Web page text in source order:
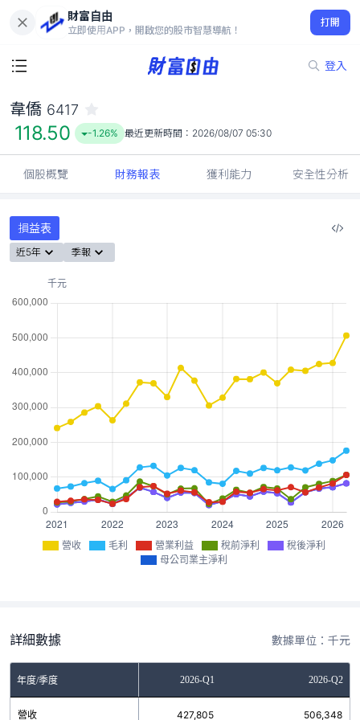
財富自由
立即使用APP，開啟您的股市智慧導航！
打開
登入
118.50
-1.26%
韋僑 6417
118.50 -1.26% 最近更新時間： 2026/08/07 05:30
個股概覽 財務報表 獲利能力 安全性分析
損益表
近5年 季報
營收 毛利 營業利益 稅前淨利
稅後淨利
母公司業主淨利
詳細數據 數據單位：千元
年度/季度2025-Q4 2026-Q1 2026-Q2
營收 427,805 506,348